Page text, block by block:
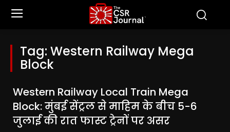
Tag: Western Railway Mega
Block
Western Railway Local Train Mega
Block: मुंबई सेंट्रल से माहिम के बीच 5-6
जुलाई की रात फास्ट ट्रेनों पर असर